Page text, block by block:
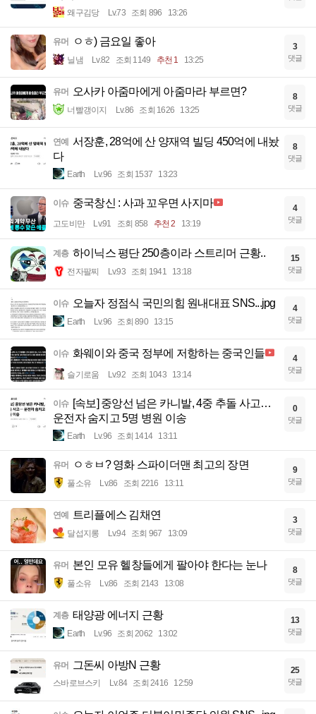
왜구김당 Lv.73 조회 896 13:26
유머 ㅇㅎ) 금요일 좋아
닐냄 Lv.82 조회 1149 추천 1 13:25
3
댓글
유머 오사카 아줌마에게 아줌마라 부르면?
너빨갱이지 Lv.86 조회 1626 13:25
8
댓글
연예 서장훈, 28억에 산 양재역 빌딩 450억에 내놨
다
Earth Lv.96 조회 1537 13:23
8
댓글
이슈 중국창신 : 사과 꼬우면 사지마
고도비만 Lv.91 조회 858 추천 2 13:19
4
댓글
계층 하이닉스 평단 250층이라 스트리머 근황..
전자팔찌 Lv.93 조회 1941 13:18
15
댓글
이슈 오늘자 정점식 국민의힘 원내대표 SNS...jpg
Earth Lv.96 조회 890 13:15
4
댓글
이슈 화웨이와 중국 정부에 저항하는 중국인들
슬기로움 Lv.92 조회 1043 13:14
4
댓글
이슈 [속보] 중앙선 넘은 카니발, 4중 추돌 사고…
운전자 숨지고 5명 병원 이송
Earth Lv.96 조회 1414 13:11
0
댓글
유머 ㅇㅎㅂ? 영화 스파이더맨 최고의 장면
풀소유 Lv.86 조회 2216 13:11
9
댓글
연예 트리플에스 김채연
달섭지롱 Lv.94 조회 967 13:09
3
댓글
유머 본인 모유 헬창들에게 팔아야 한다는 눈나
풀소유 Lv.86 조회 2143 13:08
8
댓글
계층 태양광 에너지 근황
Earth Lv.96 조회 2062 13:02
13
댓글
유머 그돈씨 아방N 근황
스바로브스키 Lv.84 조회 2416 12:59
25
댓글